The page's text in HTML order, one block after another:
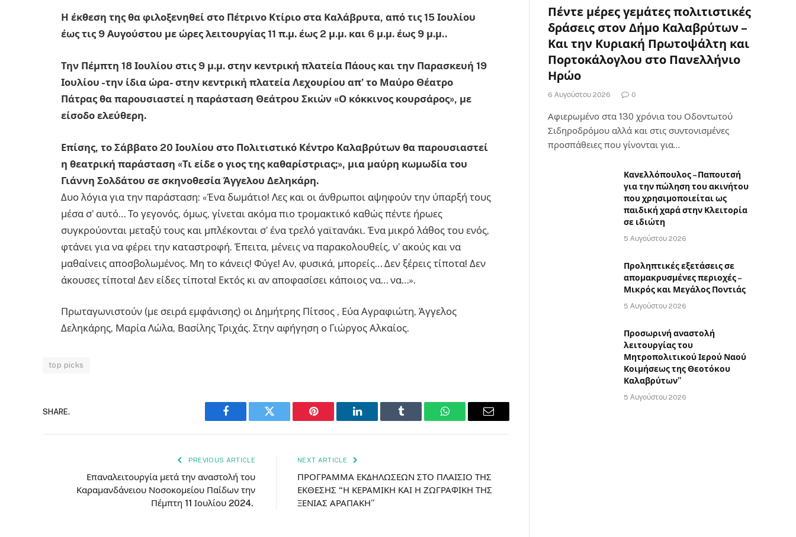
Η έκθεση της θα φιλοξενηθεί στο Πέτρινο Κτίριο στα Καλάβρυτα, από τις 15 Ιουλίου
έως τις 9 Αυγούστου με ώρες λειτουργίας 11 π.μ. έως 2 μ.μ. και 6 μ.μ. έως 9 μ.μ..
Την Πέμπτη 18 Ιουλίου στις 9 μ.μ. στην κεντρική πλατεία Πάους και την Παρασκευή 19
Ιουλίου -την ίδια ώρα- στην κεντρική πλατεία Λεχουρίου απ’ το Μαύρο Θέατρο
Πάτρας θα παρουσιαστεί η παράσταση Θεάτρου Σκιών «Ο κόκκινος κουρσάρος», με
είσοδο ελεύθερη.
Επίσης, το Σάββατο 20 Ιουλίου στο Πολιτιστικό Κέντρο Καλαβρύτων θα παρουσιαστεί
η θεατρική παράσταση «Τι είδε ο γιος της καθαρίστριας;», μια μαύρη κωμωδία του
Γιάννη Σολδάτου σε σκηνοθεσία Άγγελου Δεληκάρη.
Δυο λόγια για την παράσταση: «Ένα δωμάτιο! Λες και οι άνθρωποι αψηφούν την ύπαρξή τους
μέσα σ’ αυτό… Το γεγονός, όμως, γίνεται ακόμα πιο τρομακτικό καθώς πέντε ήρωες
συγκρούονται μεταξύ τους και μπλέκονται σ’ ένα τρελό γαϊτανάκι. Ένα μικρό λάθος του ενός,
φτάνει για να φέρει την καταστροφή. Έπειτα, μένεις να παρακολουθείς, ν’ ακούς και να
μαθαίνεις αποσβολωμένος. Μη το κάνεις! Φύγε! Αν, φυσικά, μπορείς… Δεν ξέρεις τίποτα! Δεν
άκουσες τίποτα! Δεν είδες τίποτα! Εκτός κι αν αποφασίσει κάποιος να… να…».
Πρωταγωνιστούν (με σειρά εμφάνισης) οι Δημήτρης Πίτσος , Εύα Αγραφιώτη, Άγγελος
Δεληκάρης, Μαρία Λώλα, Βασίλης Τριχάς. Στην αφήγηση ο Γιώργος Αλκαίος.
top picks
SHARE.
Facebook Twitter Pinterest LinkedIn Tumblr WhatsAppEmail
PREVIOUS ARTICLE
Επαναλειτουργία μετά την αναστολή του
Καραμανδάνειου Νοσοκομείου Παίδων την
Πέμπτη 11 Ιουλίου 2024.
NEXT ARTICLE
ΠΡΟΓΡΑΜΜΑ ΕΚΔΗΛΩΣΕΩΝ ΣΤΟ ΠΛΑΙΣΙΟ ΤΗΣ
ΕΚΘΕΣΗΣ “Η ΚΕΡΑΜΙΚΗ ΚΑΙ Η ΖΩΓΡΑΦΙΚΗ ΤΗΣ
ΞΕΝΙΑΣ ΑΡΑΠΑΚΗ”
Πέντε μέρες γεμάτες πολιτιστικές
δράσεις στον Δήμο Καλαβρύτων –
Και την Κυριακή Πρωτοψάλτη και
Πορτοκάλογλου στο Πανελλήνιο
Ηρώο
6 Αυγούστου 2026 0
Αφιερωμένο στα 130 χρόνια του Οδοντωτού
Σιδηροδρόμου αλλά και στις συντονισμένες
προσπάθειες που γίνονται για…
Κανελλόπουλος – Παπουτσή
για την πώληση του ακινήτου
που χρησιμοποιείται ως
παιδική χαρά στην Κλειτορία
σε ιδιώτη
5 Αυγούστου 2026
Προληπτικές εξετάσεις σε
απομακρυσμένες περιοχές –
Μικρός και Μεγάλος Ποντιάς
5 Αυγούστου 2026
Προσωρινή αναστολή
λειτουργίας του
Μητροπολιτικού Ιερού Ναού
Κοιμήσεως της Θεοτόκου
Καλαβρύτων”
5 Αυγούστου 2026